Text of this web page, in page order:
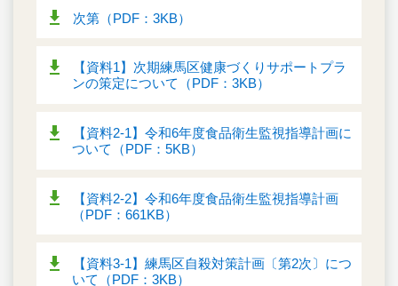
次第（PDF：3KB）
【資料1】次期練馬区健康づくりサポートプラ
ンの策定について（PDF：3KB）
【資料2-1】令和6年度食品衛生監視指導計画に
ついて（PDF：5KB）
【資料2-2】令和6年度食品衛生監視指導計画
（PDF：661KB）
【資料3-1】練馬区自殺対策計画〔第2次〕につ
いて（PDF：3KB）